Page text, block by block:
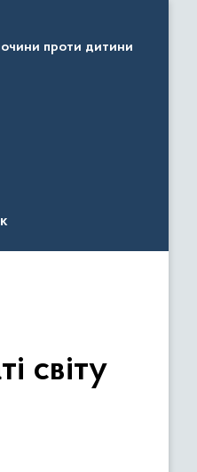
проти дитини
світу